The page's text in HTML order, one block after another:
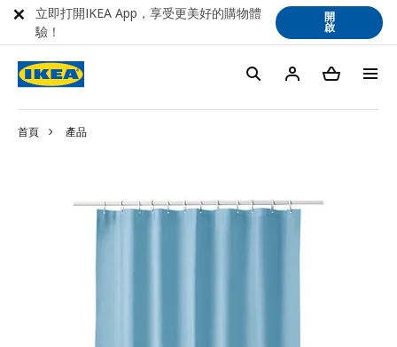
首頁 產品
立即打開IKEA App，享受更美好的購物體
驗！
開
啟